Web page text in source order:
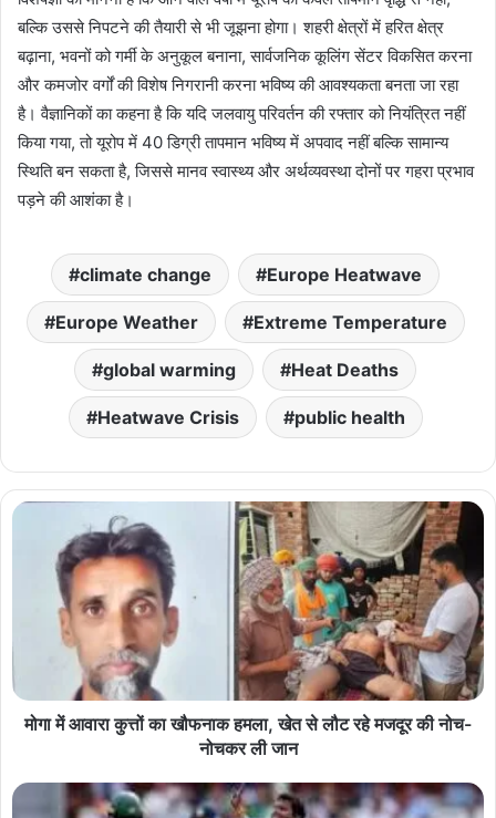
बल्कि उससे निपटने की तैयारी से भी जूझना होगा। शहरी क्षेत्रों में हरित क्षेत्र
बढ़ाना, भवनों को गर्मी के अनुकूल बनाना, सार्वजनिक कूलिंग सेंटर विकसित करना
और कमजोर वर्गों की विशेष निगरानी करना भविष्य की आवश्यकता बनता जा रहा
है। वैज्ञानिकों का कहना है कि यदि जलवायु परिवर्तन की रफ्तार को नियंत्रित नहीं
किया गया, तो यूरोप में 40 डिग्री तापमान भविष्य में अपवाद नहीं बल्कि सामान्य
स्थिति बन सकता है, जिससे मानव स्वास्थ्य और अर्थव्यवस्था दोनों पर गहरा प्रभाव
पड़ने की आशंका है।
climate change Europe Heatwave
Europe Weather Extreme Temperature
global warming Heat Deaths
Heatwave Crisis public health
मोगा में आवारा कुत्तों का खौफनाक हमला, खेत से लौट रहे मजदूर की नोच-
नोचकर ली जान